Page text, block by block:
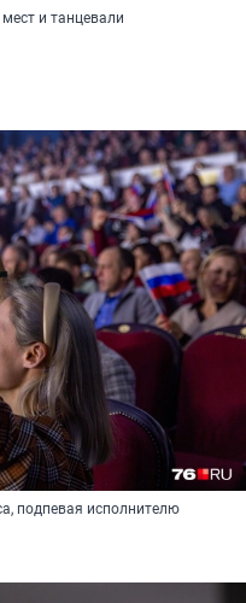
и танцевали
подпевая исполнителю